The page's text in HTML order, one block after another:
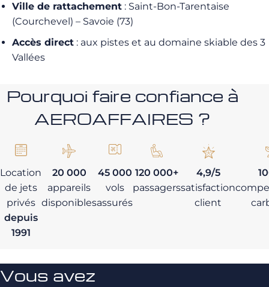
Ville de rattachement : Saint-Bon-Tarentaise
(Courchevel) – Savoie (73)
Accès direct : aux pistes et au domaine skiable des 3
Vallées
Pourquoi faire confiance à
AEROAFFAIRES ?
Location
de jets
privés
depuis
1991
20 000
appareils
disponibles
45 000
vols
assurés
120 000+
passagers
4,9/5
satisfaction
client
Vous avez